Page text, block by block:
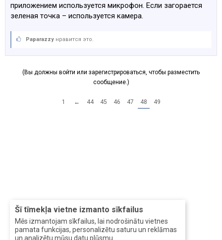
Šī tīmekļa vietne izmanto sīkfailus
Mēs izmantojam sīkfailus, lai nodrošinātu vietnes
pamata funkcijas, personalizētu saturu un reklāmas
un analizētu mūsu datu plūsmu.
приложением используется микрофон. Если загорается
зеленая точка – используется камера.
Paparazzy нравится это.
(Вы должны войти или зарегистрироваться, чтобы разместить
сообщение.)
1 ← 44 45 46 47 48 49